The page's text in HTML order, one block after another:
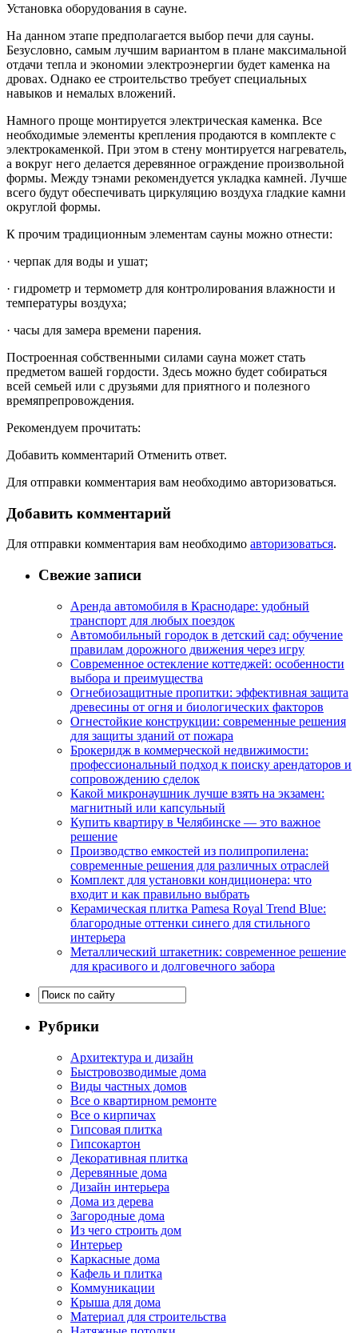
Установка оборудования в сауне.
На данном этапе предполагается выбор печи для сауны.
Безусловно, самым лучшим вариантом в плане максимальной
отдачи тепла и экономии электроэнергии будет каменка на
дровах. Однако ее строительство требует специальных
навыков и немалых вложений.
Намного проще монтируется электрическая каменка. Все
необходимые элементы крепления продаются в комплекте с
электрокаменкой. При этом в стену монтируется нагреватель,
а вокруг него делается деревянное ограждение произвольной
формы. Между тэнами рекомендуется укладка камней. Лучше
всего будут обеспечивать циркуляцию воздуха гладкие камни
округлой формы.
К прочим традиционным элементам сауны можно отнести:
· черпак для воды и ушат;
· гидрометр и термометр для контролирования влажности и
температуры воздуха;
· часы для замера времени парения.
Построенная собственными силами сауна может стать
предметом вашей гордости. Здесь можно будет собираться
всей семьей или с друзьями для приятного и полезного
времяпрепровождения.
Рекомендуем прочитать:
Добавить комментарий Отменить ответ.
Для отправки комментария вам необходимо авторизоваться.
Добавить комментарий
Для отправки комментария вам необходимо авторизоваться.
Свежие записи
Аренда автомобиля в Краснодаре: удобный
транспорт для любых поездок
Автомобильный городок в детский сад: обучение
правилам дорожного движения через игру
Современное остекление коттеджей: особенности
выбора и преимущества
Огнебиозащитные пропитки: эффективная защита
древесины от огня и биологических факторов
Огнестойкие конструкции: современные решения
для защиты зданий от пожара
Брокеридж в коммерческой недвижимости:
профессиональный подход к поиску арендаторов и
сопровождению сделок
Какой микронаушник лучше взять на экзамен:
магнитный или капсульный
Купить квартиру в Челябинске — это важное
решение
Производство емкостей из полипропилена:
современные решения для различных отраслей
Комплект для установки кондиционера: что
входит и как правильно выбрать
Керамическая плитка Pamesa Royal Trend Blue:
благородные оттенки синего для стильного
интерьера
Металлический штакетник: современное решение
для красивого и долговечного забора
Рубрики
Архитектура и дизайн
Быстровозводимые дома
Виды частных домов
Все о квартирном ремонте
Все о кирпичах
Гипсовая плитка
Гипсокартон
Декоративная плитка
Деревянные дома
Дизайн интерьера
Дома из дерева
Загородные дома
Из чего строить дом
Интерьер
Каркасные дома
Кафель и плитка
Коммуникации
Крыша для дома
Материал для строительства